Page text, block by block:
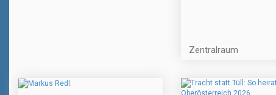
Zentralraum